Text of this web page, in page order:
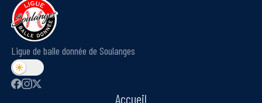
Ligue de balle donnée de Soulanges
Accueil